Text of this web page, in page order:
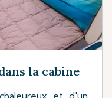
la cabine
et d'un